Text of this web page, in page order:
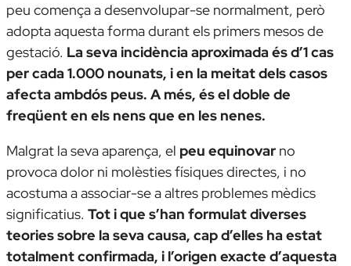
peu comença a desenvolupar-se normalment, però
adopta aquesta forma durant els primers mesos de
gestació. La seva incidència aproximada és d’1 cas
per cada 1.000 nounats, i en la meitat dels casos
afecta ambdós peus. A més, és el doble de
freqüent en els nens que en les nenes.
Malgrat la seva aparença, el peu equinovar no
provoca dolor ni molèsties físiques directes, i no
acostuma a associar-se a altres problemes mèdics
significatius. Tot i que s’han formulat diverses
teories sobre la seva causa, cap d’elles ha estat
totalment confirmada, i l’origen exacte d’aquesta